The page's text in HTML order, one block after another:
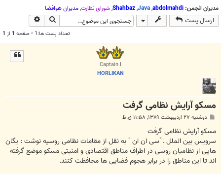
مدیران انجمن: abdolmahdi
,
Java
,
Shahbaz
,شوراي نظارت,مديران هوافضا
ارسال پست جستجو
تعداد پست ها:1 • صفحه 1 از 1
Captain I
HORLIKAN
مسکو آرایش نظامی گرفت
ت
دوشنبه ۲۷ اردیبهشت ۱۳۸۹, ۱۱:۵۸ ق.ظ
مسکو آرایش نظامی گرفت
سرویس بین الملل ـ "سی ان ان " به نقل از مقامات نظامی روسیه نوشت : یگان
هایی از نظامیان روسی در اطراف مناطق اقتصادی و امنیتی مسکو موضع گرفته
اند تا این مناطق را در برابر هجوم فضایی ها محافظت کنند.